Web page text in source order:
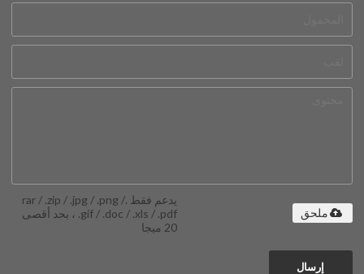
يدعم فقط .rar / .zip / .jpg / .png /
.gif / .doc / .xls / .pdf ، بحد أقصى
20 ميجا
ملحق
إرسال